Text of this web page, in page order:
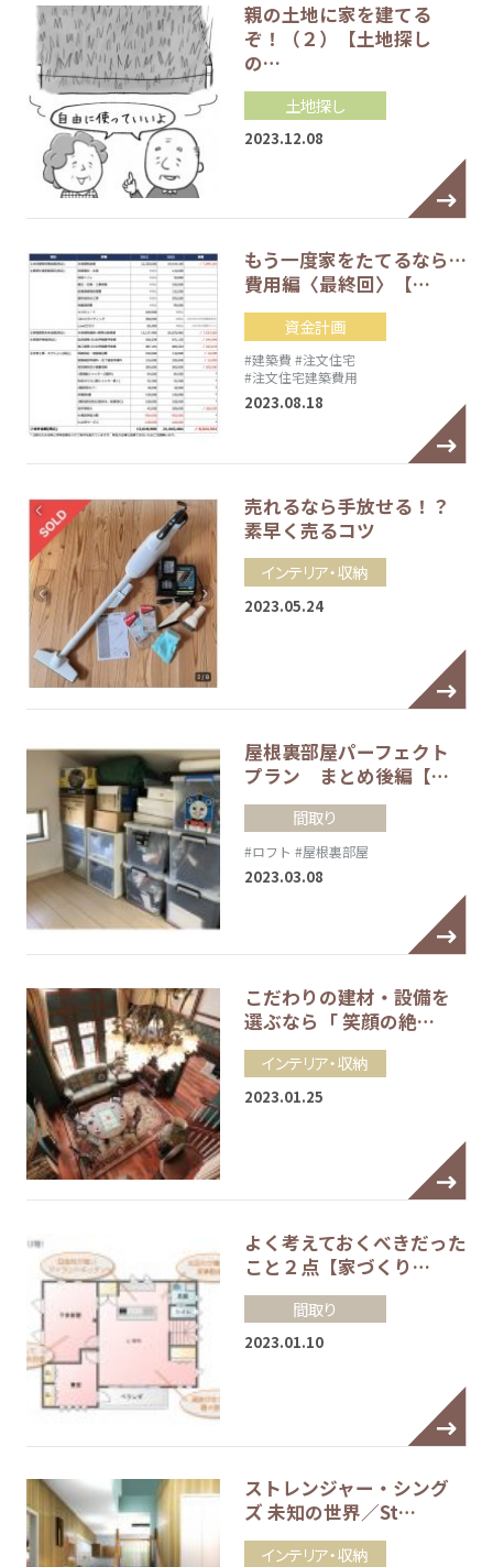
親の土地に家を建てる
ぞ！（２）【土地探し
の…
土地探し
2023.12.08
もう一度家をたてるなら…
費用編〈最終回〉【…
資金計画
#建築費 #注文住宅
#注文住宅建築費用
2023.08.18
売れるなら手放せる！？
素早く売るコツ
インテリア・収納
2023.05.24
屋根裏部屋パーフェクト
プラン まとめ後編【…
間取り
#ロフト #屋根裏部屋
2023.03.08
こだわりの建材・設備を
選ぶなら「 笑顔の絶…
インテリア・収納
2023.01.25
よく考えておくべきだった
こと２点【家づくり…
間取り
2023.01.10
ストレンジャー・シング
ズ 未知の世界／St…
インテリア・収納